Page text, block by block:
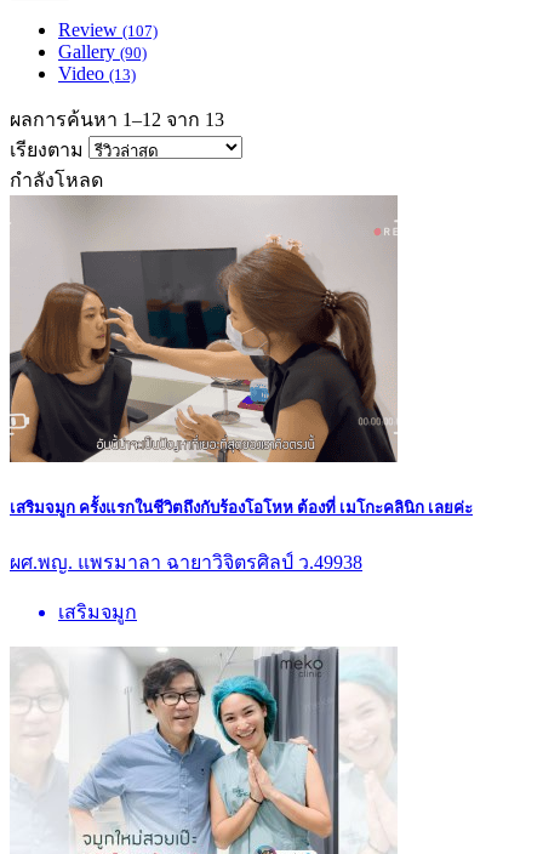
Review (107)
Gallery (90)
Video (13)
ผลการค้นหา 1–12 จาก 13
เรียงตาม
กำลังโหลด
เสริมจมูก ครั้งแรกในชีวิตถึงกับร้องโอโหห ต้องที่ เมโกะคลินิก เลยค่ะ
ผศ.พญ. แพรมาลา ฉายาวิจิตรศิลป์ ว.49938
เสริมจมูก